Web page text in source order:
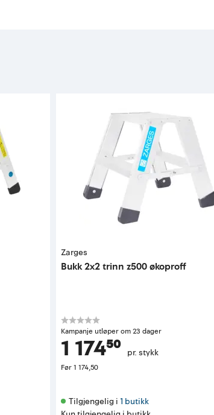
Zarges
Bukk 2x2 trinn z500 økoproff
Kampanje utløper om 23 dager
1 174⁵⁰ pr. stykk
Før1 174,50
Tilgjengelig i 1 butikk